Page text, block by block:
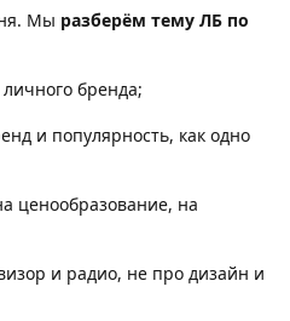
Мы разберём тему ЛБ по
бренда;
и популярность, как одно
ценообразование, на
и радио, не про дизайн и